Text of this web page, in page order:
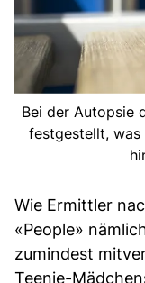
Bei der Autopsie
festgestellt, was
Wie Ermittler
«People»
zumindest
Teenie-